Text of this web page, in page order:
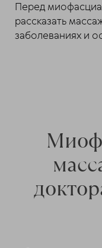
Перед
рассказать
заболеваниях и